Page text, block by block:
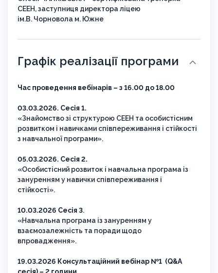
СЕЕН, заступниця директора ліцею
ім.В. Чорновола м. Южне
Графік реалізації програми
Час проведення вебінарів – з 16.00 до 18.00
03.03.2026. Сесія 1.
«Знайомство зі структурою СЕЕН та особистісним
розвитком і навичками співпереживання і стійкості
з навчальної програми».
05.03.2026. Сесія 2.
«Особистісний розвиток і навчальна програма із
зануренням у навички співпереживання і
стійкості».
10.03.2026 Сесія 3.
«Навчальна програма із зануренням у
взаємозалежність та поради щодо
впровадження».
19.03.2026 Консультаційний вебінар №1 (Q&A